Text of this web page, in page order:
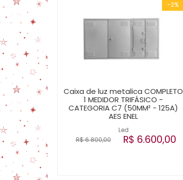
-2%
Led
Caixa de luz metalica COMPLETO
1 MEDIDOR TRIFÁSICO -
CATEGORIA C7 (50MM² - 125A)
AES ENEL
R$ 6.800,00 R$ 6.600,00